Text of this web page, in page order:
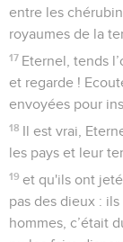
entre les
royaumes de la
17 Eternel, tends
et regarde !
envoyées pour
18 Il est vrai,
les pays et leur
19 et qu'ils ont
pas des dieux :
hommes, c’était